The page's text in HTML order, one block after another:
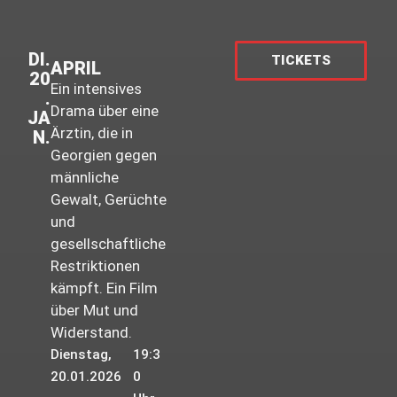
DI.
20
.
JA
N.
APRIL
Ein intensives
Drama über eine
Ärztin, die in
Georgien gegen
männliche
Gewalt, Gerüchte
und
gesellschaftliche
Restriktionen
kämpft. Ein Film
über Mut und
Widerstand.
Dienstag,
20.01.2026
19:3
0
TICKETS